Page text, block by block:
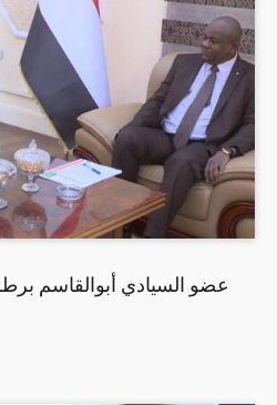
عضو السيادي أبوالقاسم